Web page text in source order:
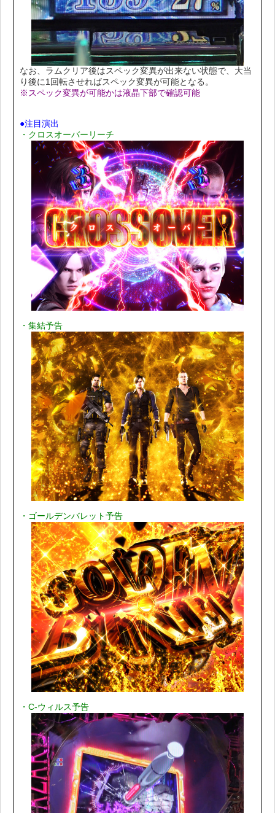
なお、ラムクリア後はスペック変異が出来ない状態で、大当
り後に1回転させればスペック変異が可能となる。
※スペック変異が可能かは液晶下部で確認可能
●注目演出
・クロスオーバーリーチ
・集結予告
・ゴールデンバレット予告
・C-ウィルス予告